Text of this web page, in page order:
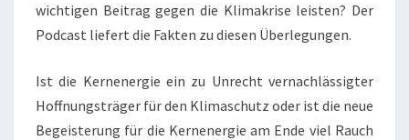
wichtigen Beitrag gegen die Klimakrise leisten? Der
Podcast liefert die Fakten zu diesen Überlegungen.
Ist die Kernenergie ein zu Unrecht vernachlässigter
Hoffnungsträger für den Klimaschutz oder ist die neue
Begeisterung für die Kernenergie am Ende viel Rauch